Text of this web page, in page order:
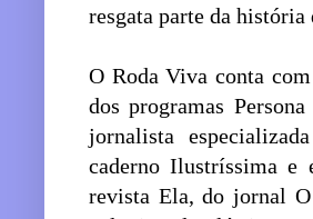
resgata parte da
O Roda Viva conta
dos programas
jornalista
caderno Ilustríssima e
revista Ela, do jornal